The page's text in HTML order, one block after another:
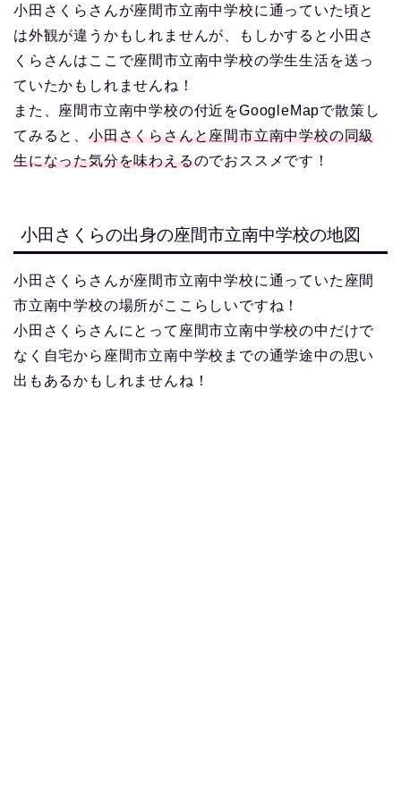
小田さくらさんが座間市立南中学校に通っていた頃と
は外観が違うかもしれませんが、もしかすると小田さ
くらさんはここで座間市立南中学校の学生生活を送っ
ていたかもしれませんね！
また、座間市立南中学校の付近をGoogleMapで散策し
てみると、 小田さくらさんと座間市立南中学校の同級
生になった気分を味わえるのでおススメです！
小田さくらの出身の座間市立南中学校の地図
小田さくらさんが座間市立南中学校に通っていた座間
市立南中学校の場所がここらしいですね！
小田さくらさんにとって座間市立南中学校の中だけで
なく自宅から座間市立南中学校までの通学途中の思い
出もあるかもしれませんね！